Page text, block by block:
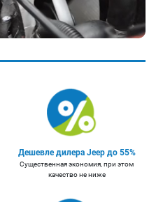
Дешевле дилера Jeep до 55%
Существенная экономия, при этом
качество не ниже